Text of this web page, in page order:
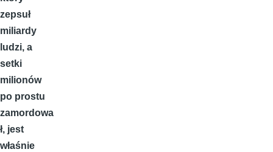
zepsuł
miliardy
ludzi, a
setki
milionów
po prostu
zamordowa
ł, jest
właśnie